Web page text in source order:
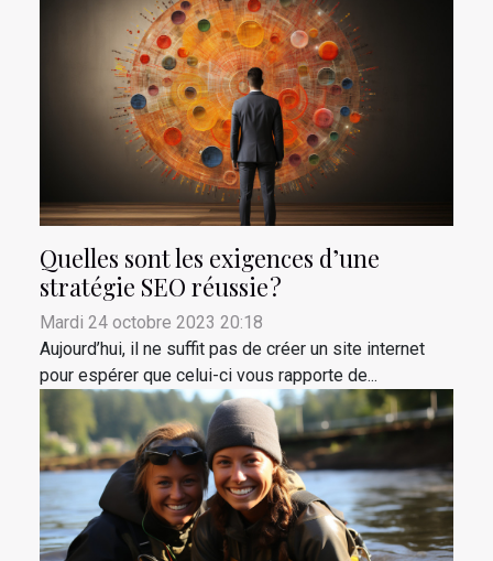
Quelles sont les exigences d’une
stratégie SEO réussie ?
Mardi 24 octobre 2023 20:18
Aujourd’hui, il ne suffit pas de créer un site internet
pour espérer que celui-ci vous rapporte de...